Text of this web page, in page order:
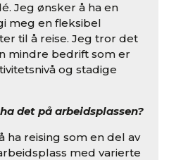
Jeg ønsker å ha en
meg en fleksibel
til å reise. Jeg tror det
mindre bedrift som er
og stadige
det på arbeidsplassen?
ha reising som en del av
med varierte